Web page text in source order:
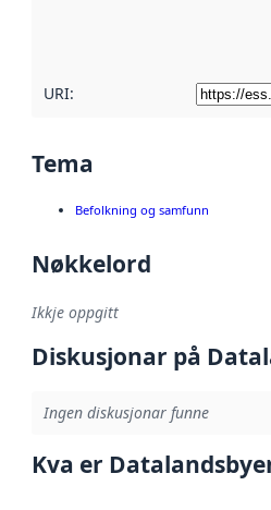
URI:
Tema
Befolkning og samfunn
Nøkkelord
Ikkje oppgitt
Diskusjonar på
Ingen diskusjonar funne
Kva er